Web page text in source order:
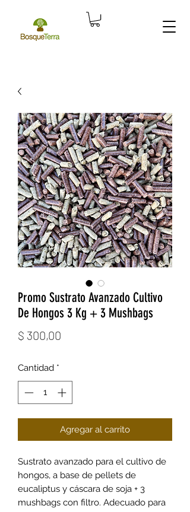
Promo Sustrato Avanzado Cultivo
De Hongos 3 Kg + 3 Mushbags
$ 300,00
Cantidad *
Agregar al carrito
Sustrato avanzado para el cultivo de
hongos, a base de pellets de
eucaliptus y cáscara de soja + 3
mushbags con filtro. Adecuado para